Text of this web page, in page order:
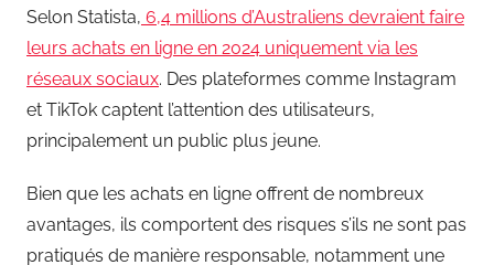
Selon Statista, 6,4 millions d’Australiens devraient faire
leurs achats en ligne en 2024 uniquement via les
réseaux sociaux. Des plateformes comme Instagram
et TikTok captent l’attention des utilisateurs,
principalement un public plus jeune.
Bien que les achats en ligne offrent de nombreux
avantages, ils comportent des risques s’ils ne sont pas
pratiqués de manière responsable, notamment une